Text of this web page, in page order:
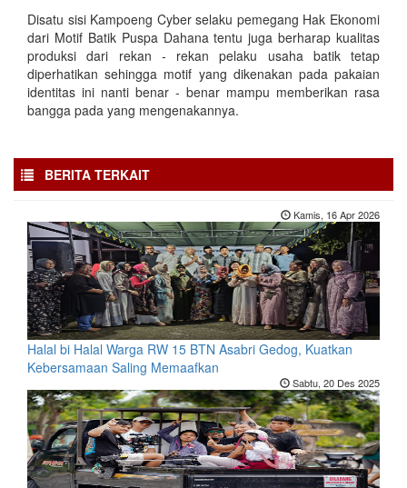
Disatu sisi Kampoeng Cyber selaku pemegang Hak Ekonomi
dari Motif Batik Puspa Dahana tentu juga berharap kualitas
produksi dari rekan - rekan pelaku usaha batik tetap
diperhatikan sehingga motif yang dikenakan pada pakaian
identitas ini nanti benar - benar mampu memberikan rasa
bangga pada yang mengenakannya.
BERITA TERKAIT
Kamis, 16 Apr 2026
Halal bi Halal Warga RW 15 BTN Asabri Gedog, Kuatkan
Kebersamaan Saling Memaafkan
Sabtu, 20 Des 2025